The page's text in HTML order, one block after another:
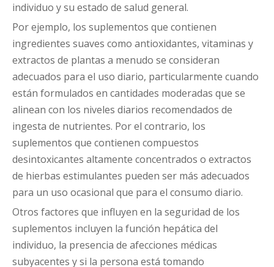
individuo y su estado de salud general.
Por ejemplo, los suplementos que contienen
ingredientes suaves como antioxidantes, vitaminas y
extractos de plantas a menudo se consideran
adecuados para el uso diario, particularmente cuando
están formulados en cantidades moderadas que se
alinean con los niveles diarios recomendados de
ingesta de nutrientes. Por el contrario, los
suplementos que contienen compuestos
desintoxicantes altamente concentrados o extractos
de hierbas estimulantes pueden ser más adecuados
para un uso ocasional que para el consumo diario.
Otros factores que influyen en la seguridad de los
suplementos incluyen la función hepática del
individuo, la presencia de afecciones médicas
subyacentes y si la persona está tomando